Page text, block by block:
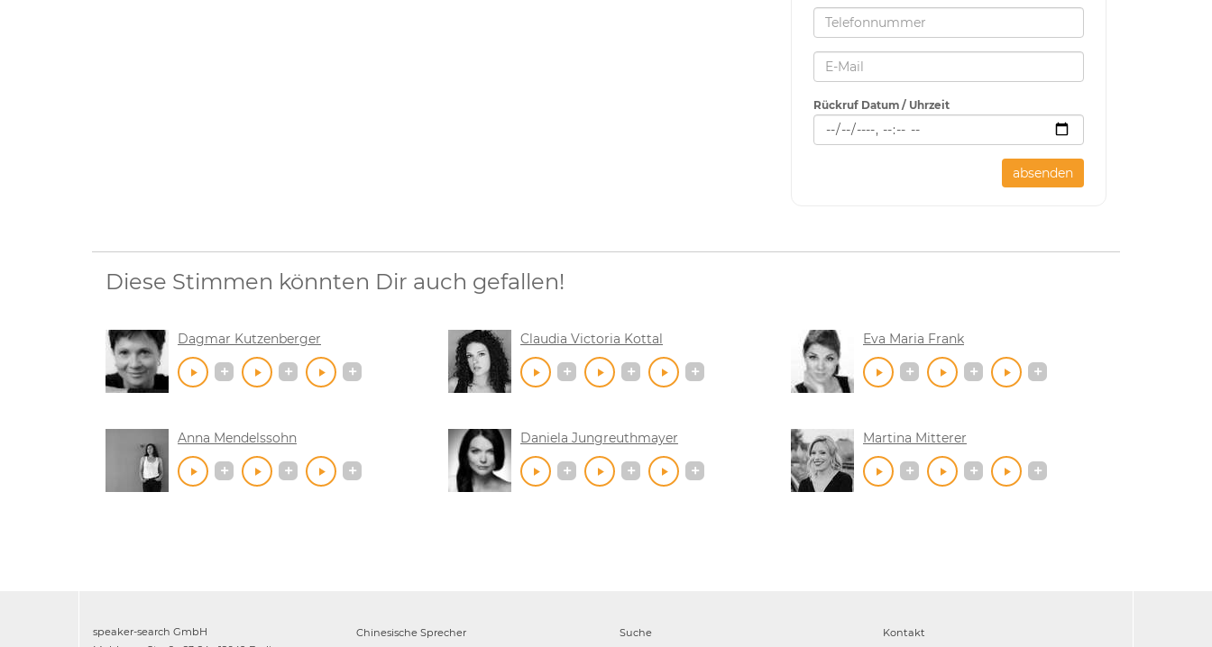
Rückruf Datum / Uhrzeit
absenden
Diese Stimmen könnten Dir auch gefallen!
Dagmar Kutzenberger Claudia Victoria Kottal Eva Maria Frank
Anna Mendelssohn Daniela Jungreuthmayer Martina Mitterer
speaker-search GmbH
Chinesische Sprecher
Suche
Kontakt